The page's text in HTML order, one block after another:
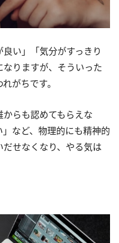
い」「気分がすっきり
りますが、そういった
がちです。
からも認めてもらえな
など、物理的にも精神的
せなくなり、やる気は